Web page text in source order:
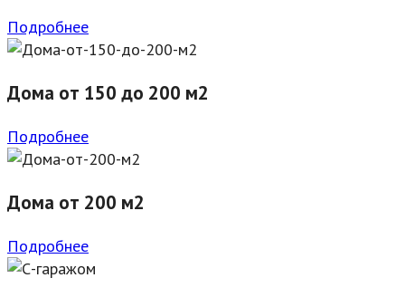
Подробнее
Дома от 150 до 200 м2
Подробнее
Дома от 200 м2
Подробнее